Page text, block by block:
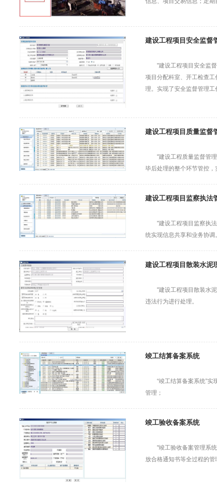
建设工程项目安全监督
"建设工程项目安全监
项目分配科室、开工检查
理。实现了安全监督管理工
建设工程项目质量监督
"建设工程质量监督管
毕后处理的整个环节管控
建设工程项目监察执法
"建设工程项目监察执
统实现信息共享和业务协
建设工程项目散装水泥
"建设工程项目散装水
违法行为进行处理。
竣工结算备案系统
“竣工结算备案系统”
管理；
竣工验收备案系统
"竣工验收备案管理系
放合格通知书等全过程的